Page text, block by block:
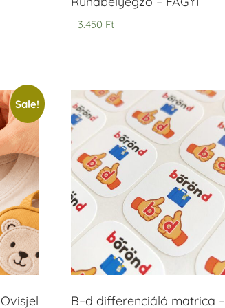
3.450 Ft
Sale!
B–d differenciáló matrica –